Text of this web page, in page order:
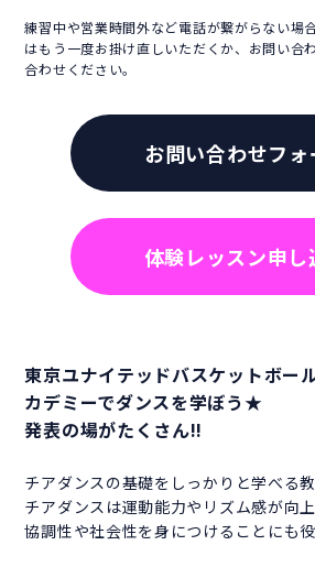
練習中や営業時間外など電話が繋がらない場
はもう一度お掛け直しいただくか、お問い合
合わせください。
お問い合わせフォ
体験レッスン申し
東京ユナイテッドバスケットボー
カデミーでダンスを学ぼう★
発表の場がたくさん!!
チアダンスの基礎をしっかりと学べる教
チアダンスは運動能力やリズム感が向
協調性や社会性を身につけることにも役